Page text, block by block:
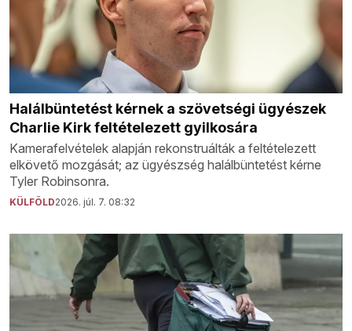
Halálbüntetést kérnek a szövetségi ügyészek
Charlie Kirk feltételezett gyilkosára
Kamerafelvételek alapján rekonstruálták a feltételezett
elkövető mozgását; az ügyészség halálbüntetést kérne
Tyler Robinsonra.
KÜLFÖLD2026. júl. 7. 08:32